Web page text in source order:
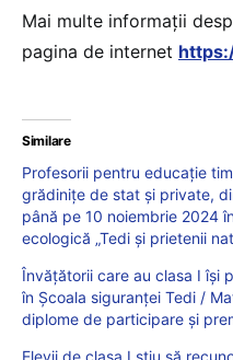
Mai multe informații
pagina de internet
Similare
Profesorii pentru educație
grădinițe de stat și private,
până pe 10 noiembrie 2024
ecologică „Tedi și prietenii
Învățătorii care au clasa I își
în Școala siguranței Tedi /
diplome de participare și